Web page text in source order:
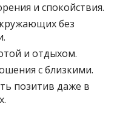
и спокойствия.
без
и отдыхом.
с близкими.
позитив даже в